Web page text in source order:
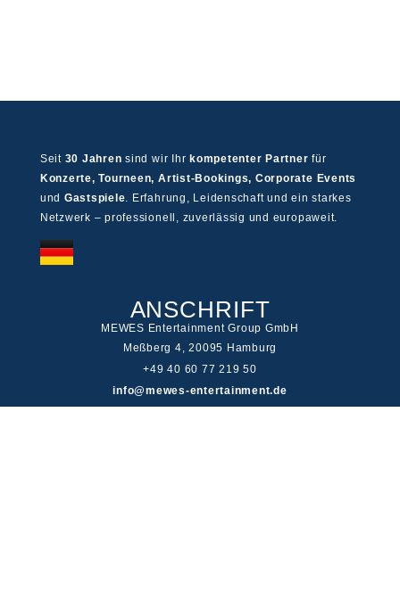
Seit 30 Jahren sind wir Ihrkompetenter Partner für
Konzerte, Tourneen, Artist-Bookings, Corporate Events
und Gastspiele. Erfahrung, Leidenschaft und ein starkes
Netzwerk – professionell, zuverlässig und europaweit.
ANSCHRIFT
MEWES Entertainment Group GmbH
Meßberg 4, 20095 Hamburg
+49 40 60 77 219 50
info@mewes-entertainment.de